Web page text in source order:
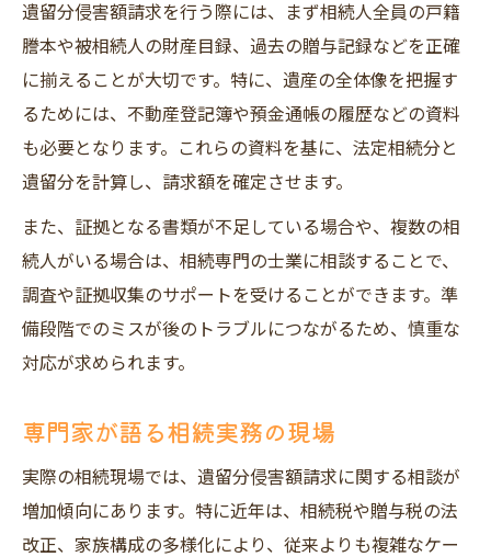
遺留分侵害額請求を行う際には、まず相続人全員の戸籍
謄本や被相続人の財産目録、過去の贈与記録などを正確
に揃えることが大切です。特に、遺産の全体像を把握す
るためには、不動産登記簿や預金通帳の履歴などの資料
も必要となります。これらの資料を基に、法定相続分と
遺留分を計算し、請求額を確定させます。
また、証拠となる書類が不足している場合や、複数の相
続人がいる場合は、相続専門の士業に相談することで、
調査や証拠収集のサポートを受けることができます。準
備段階でのミスが後のトラブルにつながるため、慎重な
対応が求められます。
専門家が語る相続実務の現場
実際の相続現場では、遺留分侵害額請求に関する相談が
増加傾向にあります。特に近年は、相続税や贈与税の法
改正、家族構成の多様化により、従来よりも複雑なケー